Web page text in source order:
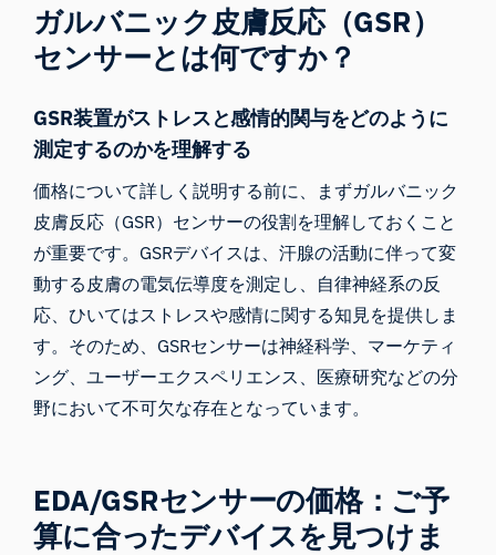
ガルバニック皮膚反応（GSR）
センサーとは何ですか？
GSR装置がストレスと感情的関与をどのように
測定するのかを理解する
価格について詳しく説明する前に、
まずガルバニック
皮膚反応 （GSR）センサーの役割を理解しておくこと
が重要です。GSRデバイスは、汗腺の活動に伴って変
動する皮膚の電気伝導度を測定し、自律神経系の反
応、ひいてはストレスや感情に関する知見を提供しま
す。そのため、GSRセンサーは神経科学、マーケティ
ング、ユーザーエクスペリエンス、医療研究などの分
野において不可欠な存在となっています。
EDA/GSRセンサーの価格：ご予
算に合ったデバイスを見つけま